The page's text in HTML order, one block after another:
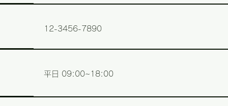
12-3456-7890
平日 09:00~18:00